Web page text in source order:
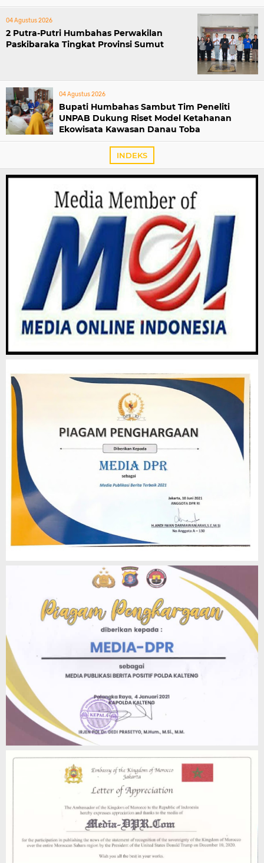
04 Agustus 2026
2 Putra-Putri Humbahas Perwakilan
Paskibaraka Tingkat Provinsi Sumut
04 Agustus 2026
Bupati Humbahas Sambut Tim Peneliti
UNPAB Dukung Riset Model Ketahanan
Ekowisata Kawasan Danau Toba
INDEKS